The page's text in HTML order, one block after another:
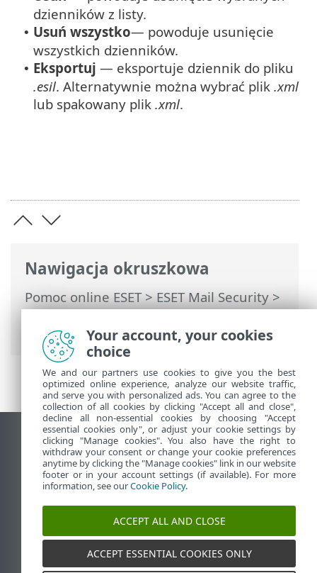
Nawigacja okruszkowa
Pomoc online ESET>ESET Mail Security>
Używanie programu ESET Mail Security>
Narzędzia > ESET SysInspector
dzienników z listy.
• Usuń wszystko— powoduje usunięcie
wszystkich dzienników.
• Eksportuj — eksportuje dziennik do pliku
.esil. Alternatywnie można wybrać plik .xml
lub spakowany plik .xml.
Wyświetl witrynę internetową dla
komputerów
End of Life
Baza wiedzy ESET
Forum ESET
ESET Status Portal
Pomoc regionalna
Your account, your cookies
choice
We and our partners use cookies to give you the best
optimized online experience, analyze our website traffic,
and serve you with personalized ads. You can agree to the
collection of all cookies by clicking "Accept all and close",
decline all non-essential cookies by choosing "Accept
essential cookies only", or adjust your cookie settings by
clicking "Manage cookies". You also have the right to
withdraw your consent or change your cookie preferences
anytime by clicking the "Manage cookies" link in our website
footer or in your account settings (if available). For more
information, see ourCookie Policy.
ACCEPT ALL AND CLOSE
ACCEPT ESSENTIAL COOKIES ONLY